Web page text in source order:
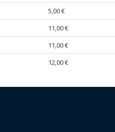
5,00 €
11,00 €
11,00 €
12,00 €